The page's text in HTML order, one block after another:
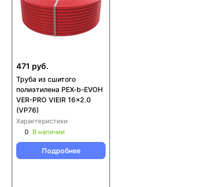
471 руб.
Труба из сшитого
полиэтилена PEX-b-EVOH
VER-PRO VIEIR 16×2.0
(VP76)
Характеристики
0 В наличии
Подробнее